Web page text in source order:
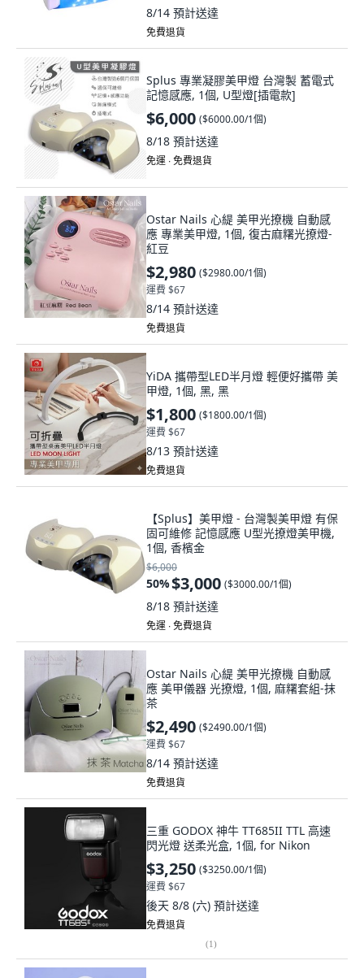
8/14 預計送達
免費退貨
Splus 專業凝膠美甲燈 台灣製 蓄電式
記憶感應, 1個, U型燈[插電款]
$6,000 ($6000.00/1個)
8/18 預計送達
免運 ∙ 免費退貨
Ostar Nails 心緹 美甲光撩機 自動感
應 專業美甲燈, 1個, 復古麻糬光撩燈-
紅豆
$2,980 ($2980.00/1個)
運費 $67
8/14 預計送達
免費退貨
YiDA 攜帶型LED半月燈 輕便好攜帶 美
甲燈, 1個, 黑, 黑
$1,800 ($1800.00/1個)
運費 $67
8/13 預計送達
免費退貨
【Splus】美甲燈 - 台灣製美甲燈 有保
固可維修 記憶感應 U型光撩燈美甲機,
1個, 香檳金
$6,000
50%$3,000 ($3000.00/1個)
8/18 預計送達
免運 ∙ 免費退貨
Ostar Nails 心緹 美甲光撩機 自動感
應 美甲儀器 光撩燈, 1個, 麻糬套組-抹
茶
$2,490 ($2490.00/1個)
運費 $67
8/14 預計送達
免費退貨
三重 GODOX 神牛 TT685II TTL 高速
閃光燈 送柔光盒, 1個, for Nikon
$3,250 ($3250.00/1個)
運費 $67
後天 8/8 (六) 預計送達
免費退貨
(1)